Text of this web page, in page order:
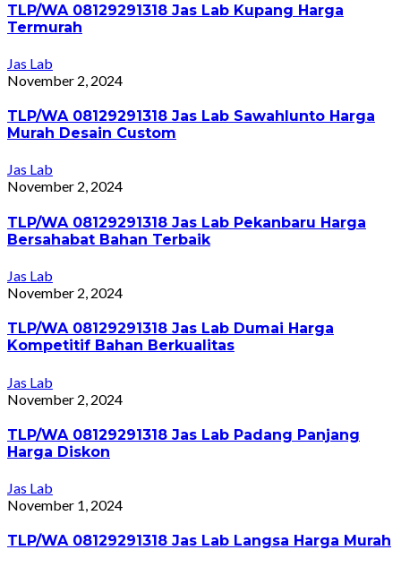
TLP/WA 08129291318 Jas Lab Kupang Harga
Termurah
Jas Lab
November 2, 2024
TLP/WA 08129291318 Jas Lab Sawahlunto Harga
Murah Desain Custom
Jas Lab
November 2, 2024
TLP/WA 08129291318 Jas Lab Pekanbaru Harga
Bersahabat Bahan Terbaik
Jas Lab
November 2, 2024
TLP/WA 08129291318 Jas Lab Dumai Harga
Kompetitif Bahan Berkualitas
Jas Lab
November 2, 2024
TLP/WA 08129291318 Jas Lab Padang Panjang
Harga Diskon
Jas Lab
November 1, 2024
TLP/WA 08129291318 Jas Lab Langsa Harga Murah